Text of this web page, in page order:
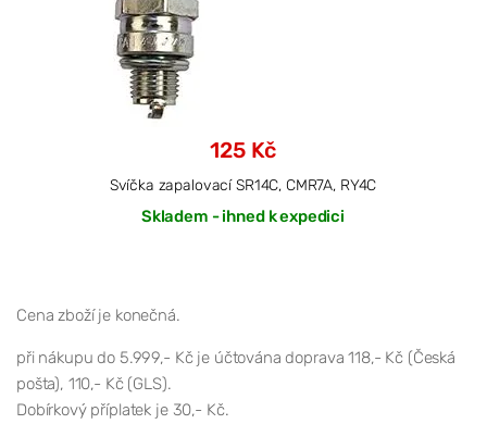
125 Kč
Svíčka zapalovací SR14C, CMR7A, RY4C
Skladem - ihned k expedici
Cena zboží je konečná.
při nákupu do 5.999,- Kč je účtována doprava 118,- Kč (Česká
pošta), 110,- Kč (GLS).
Dobírkový příplatek je 30,- Kč.